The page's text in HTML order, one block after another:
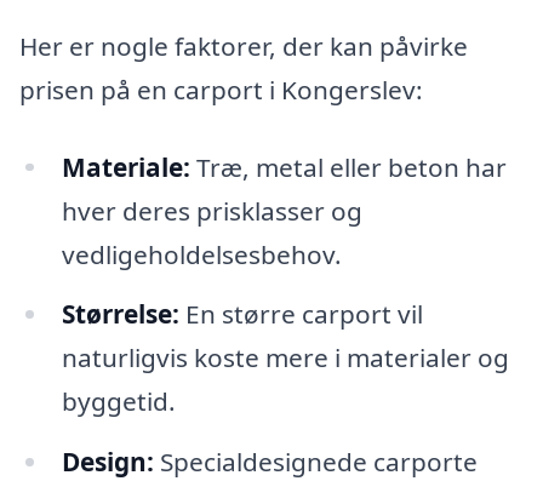
Her er nogle faktorer, der kan påvirke
prisen på en carport i Kongerslev:
Materiale: Træ, metal eller beton har
hver deres prisklasser og
vedligeholdelsesbehov.
Størrelse: En større carport vil
naturligvis koste mere i materialer og
byggetid.
Design: Specialdesignede carporte